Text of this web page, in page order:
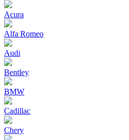
Acura
Alfa Romeo
Audi
Bentley
BMW
Cadillac
Chery